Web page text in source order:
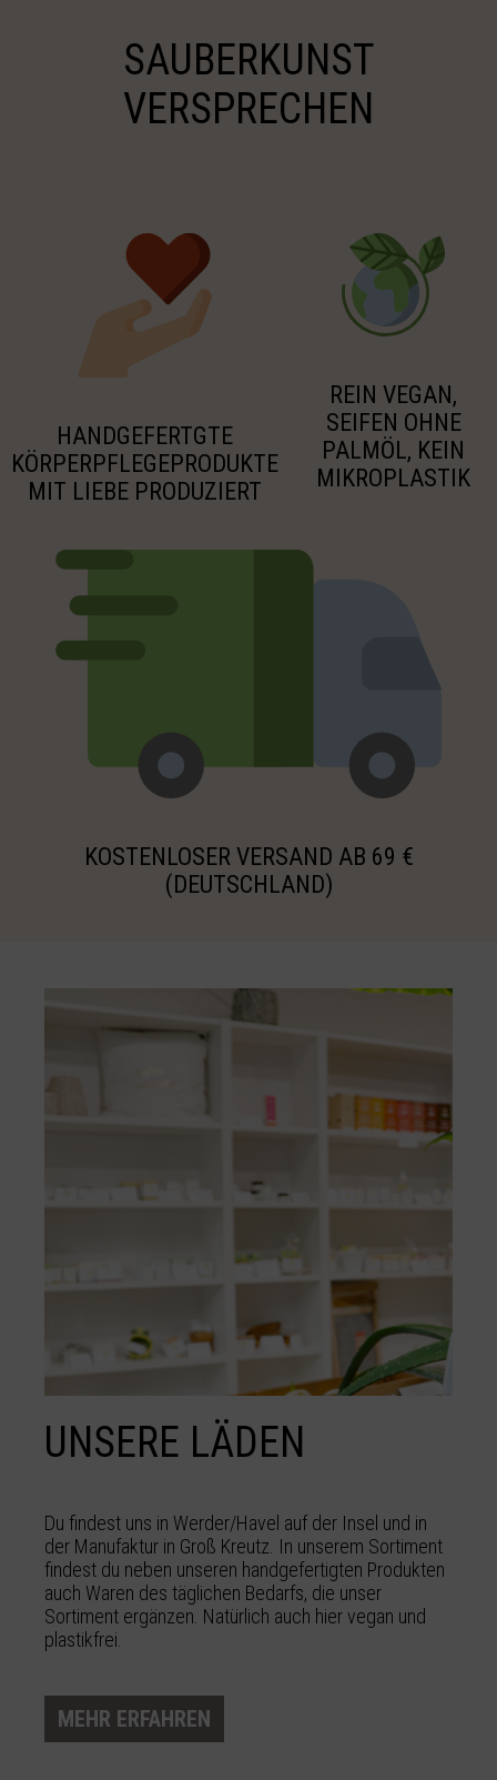
SAUBERKUNST
VERSPRECHEN
HANDGEFERTGTE
KÖRPERPFLEGEPRODUKTE
MIT LIEBE PRODUZIERT
REIN VEGAN,
SEIFEN OHNE
PALMÖL, KEIN
MIKROPLASTIK
KOSTENLOSER VERSAND AB 69 €
(DEUTSCHLAND)
UNSERE LÄDEN
Du findest uns in Werder/Havel auf der Insel und in
der Manufaktur in Groß Kreutz. In unserem Sortiment
findest du neben unseren handgefertigten Produkten
auch Waren des täglichen Bedarfs, die unser
Sortiment ergänzen. Natürlich auch hier vegan und
plastikfrei.
MEHR ERFAHREN